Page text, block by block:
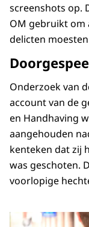
screenshots op.
OM gebruikt om
delicten
Onderzoek van
account van de
en Handhaving
aangehouden
kenteken dat zij
was geschoten.
voorlopige